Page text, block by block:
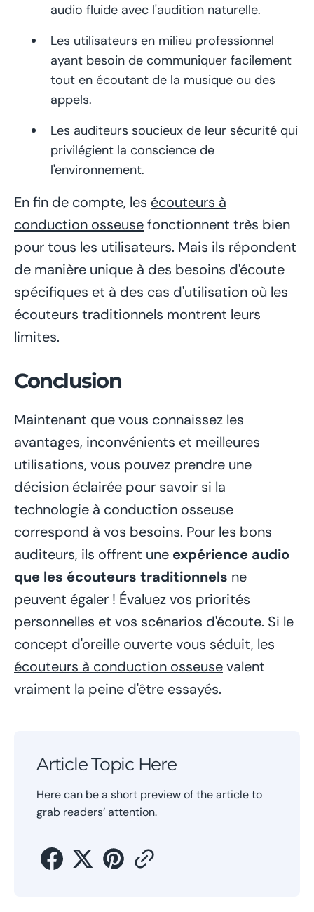
audio fluide avec l'audition naturelle.
Les utilisateurs en milieu professionnel
ayant besoin de communiquer facilement
tout en écoutant de la musique ou des
appels.
Les auditeurs soucieux de leur sécurité qui
privilégient la conscience de
l'environnement.
En fin de compte, les écouteurs à
conduction osseusefonctionnent très bien
pour tous les utilisateurs. Mais ils répondent
de manière unique à des besoins d'écoute
spécifiques et à des cas d'utilisation où les
écouteurs traditionnels montrent leurs
limites.
Conclusion
Maintenant que vous connaissez les
avantages, inconvénients et meilleures
utilisations, vous pouvez prendre une
décision éclairée pour savoir si la
technologie à conduction osseuse
correspond à vos besoins. Pour les bons
auditeurs, ils offrent une expérience audio
que les écouteurs traditionnels ne
peuvent égaler ! Évaluez vos priorités
personnelles et vos scénarios d'écoute. Si le
concept d'oreille ouverte vous séduit, les
écouteurs à conduction osseusevalent
vraiment la peine d'être essayés.
Article Topic Here
Here can be a short preview of the article to
grab readers’ attention.